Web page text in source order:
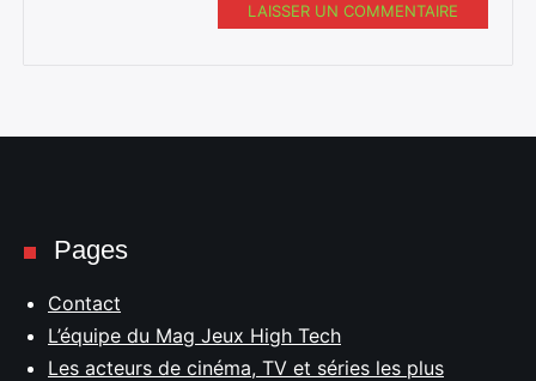
LAISSER UN COMMENTAIRE
Pages
Contact
L’équipe du Mag Jeux High Tech
Les acteurs de cinéma, TV et séries les plus